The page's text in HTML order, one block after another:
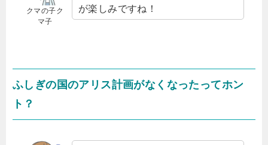
クマの子ク
マ子
が楽しみですね！
ふしぎの国のアリス計画がなくなったってホン
ト？